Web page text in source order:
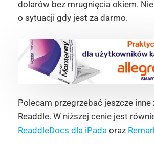
dolarów bez mrugnięcia okiem.
o sytuacji gdy jest za darmo.
Polecam przegrzebać jeszcze
Readdle. W niższej cenie jest
ReaddleDocs dla iPadaoraz